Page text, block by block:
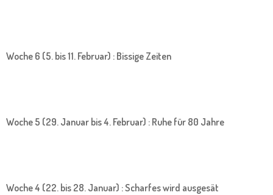
Woche 6 (5. bis 11. Februar) : Bissige Zeiten
Woche 5 (29. Januar bis 4. Februar) : Ruhe für 80 Jahre
Woche 4 (22. bis 28. Januar) : Scharfes wird ausgesät